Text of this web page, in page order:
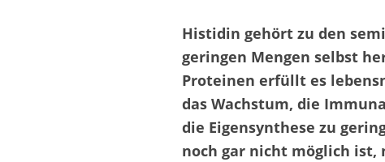
Histidin gehört zu den
geringen Mengen selbst
Proteinen erfüllt es
das Wachstum, die
die Eigensynthese zu
noch gar nicht möglich ist,